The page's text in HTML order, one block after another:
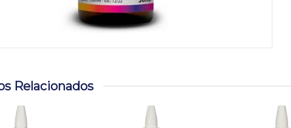
Relacionados